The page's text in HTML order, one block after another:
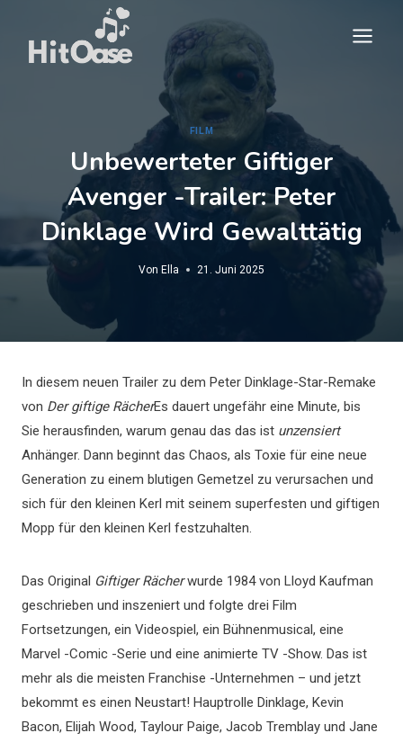
springen
FILM
Unbewerteter Giftiger
Avenger -Trailer: Peter
Dinklage Wird Gewalttätig
Von Ella 21. Juni 2025
In diesem neuen Trailer zu dem Peter Dinklage-Star-Remake
von Der giftige RächerEs dauert ungefähr eine Minute, bis
Sie herausfinden, warum genau das das ist unzensiert
Anhänger. Dann beginnt das Chaos, als Toxie für eine neue
Generation zu einem blutigen Gemetzel zu verursachen und
sich für den kleinen Kerl mit seinem superfesten und giftigen
Mopp für den kleinen Kerl festzuhalten.
Das Original Giftiger Rächerwurde 1984 von Lloyd Kaufman
geschrieben und inszeniert und folgte drei Film
Fortsetzungen, ein Videospiel, ein Bühnenmusical, eine
Marvel -Comic -Serie und eine animierte TV -Show. Das ist
mehr als die meisten Franchise -Unternehmen – und jetzt
bekommt es einen Neustart! Hauptrolle Dinklage, Kevin
Bacon, Elijah Wood, Taylour Paige, Jacob Tremblay und Jane